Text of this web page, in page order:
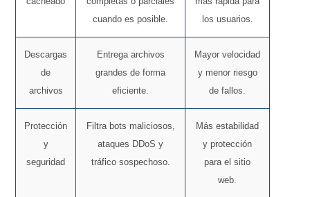
cuando es posible.
los usuarios.
Descargas
de
archivos
Entrega archivos
grandes de forma
eficiente.
Mayor velocidad
y menor riesgo
de fallos.
Protección
y
seguridad
Filtra bots maliciosos,
ataques DDoS y
tráfico sospechoso.
Más estabilidad
y protección
para el sitio
web.